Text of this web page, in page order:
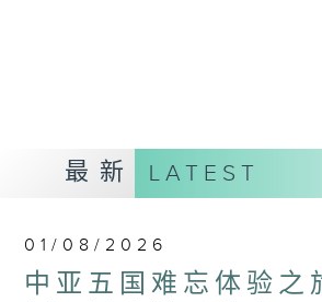
最新 LATEST
01/08/2026
中亚五国难忘体验之